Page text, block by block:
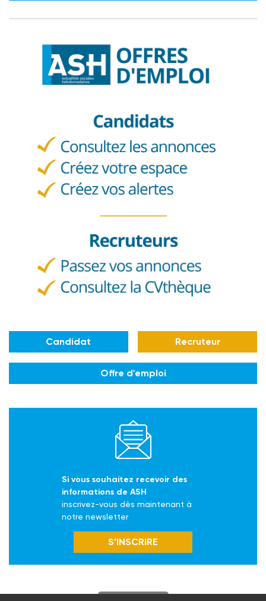
Candidat Recruteur
Offre d'emploi
Si vous souhaitez recevoir des
informations de ASH
inscrivez-vous dès maintenant à
notre newsletter
S’INSCRIRE